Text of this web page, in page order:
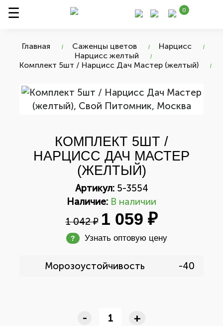
0
Главная Саженцы цветов
Нарцисс
Нарцисс желтый
Комплект 5шт / Нарцисс Дач Мастер (желтый)
КОМПЛЕКТ 5ШТ /
НАРЦИСС ДАЧ МАСТЕР
(ЖЕЛТЫЙ)
Артикул:5-3554
Наличие: В наличии
1 042 ₽ 1 059 ₽
? Узнать оптовую цену
Морозоустойчивость -40
- +